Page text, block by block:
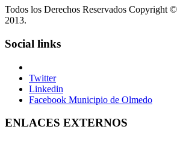
Todos los Derechos Reservados
2013.
Social links
Twitter
Linkedin
Facebook Municipio de Olmedo
ENLACES EXTERNOS